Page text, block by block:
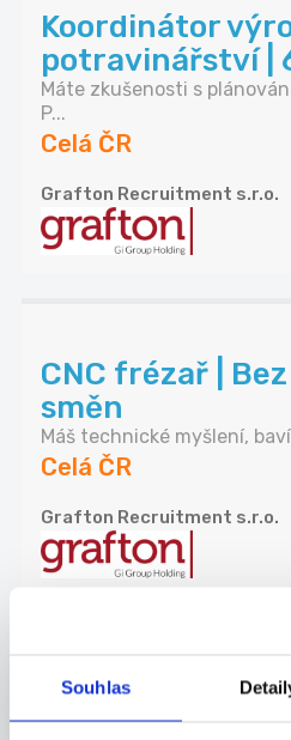
Souhlas
Koordinátor
potravinářství |
Máte zkušenosti s
P...
Celá ČR
Grafton Recruitment s.r.o.
CNC frézař |
směn
Máš technické myšlení,
Celá ČR
Grafton Recruitment s.r.o.
SKLADNÍK | 32
nočních směn